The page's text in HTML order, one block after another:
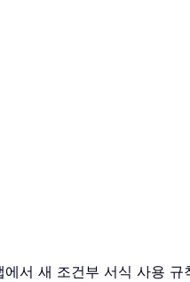
에서 새 조건부 서식 사용 규